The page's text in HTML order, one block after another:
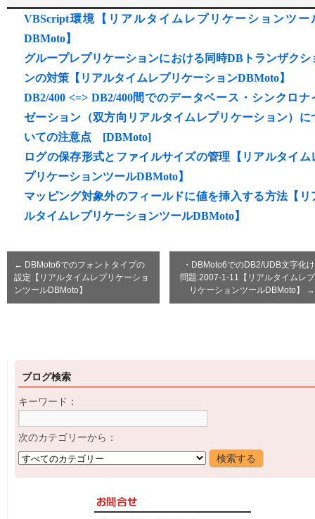
VBScript環境【リアルタイムレプリケーションツー
DBMoto】
グループレプリケーションにおける同時DBトランザクシ
ンの対策【リアルタイムレプリケーションDBMoto】
DB2/400 <=> DB2/400間でのデータベース・シンクロナ
ゼーション（双方向リアルタイムレプリケーション）に
いての注意点 [DBMoto]
ログの保存形式とファイルサイズの管理【リアルタイム
プリケーションツールDBMoto】
マッピング対象外のフィールドに値を挿入する方法【リ
ルタイムレプリケーションツールDBMoto】
← DBMoto6でのフォントタイプの
設定【リアルタイムレプリケーショ
ンツールDBMoto】
・DBMoto6でのDB2/UDB文字化け
問題:2007-1-11【リアルタイムレプ
リケーションツールDBMoto】
→
ブログ検索
キーワード：
次のカテゴリーから：